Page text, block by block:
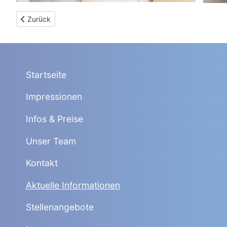
Vorheriger Beitrag: (17.07.2022) Wochenendtestung und
Zurück
Startseite
Impressionen
Infos & Preise
Unser Team
Kontakt
Aktuelle Informationen
Stellenangebote